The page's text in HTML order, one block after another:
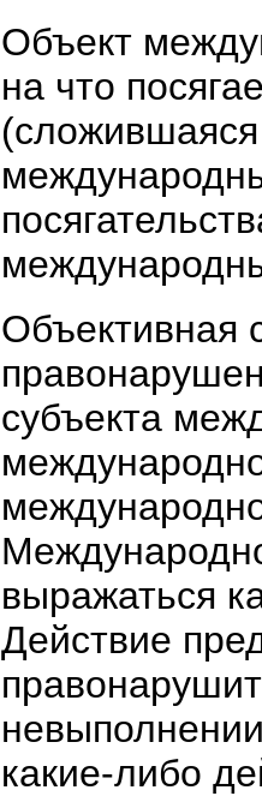
Объект
на что
Объективная
субъекта
выражаться
Действие
какие-либо